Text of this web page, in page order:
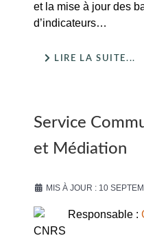
et la mise à jour des
d’indicateurs…
LIRE LA SUITE...
Service
et Médiation
MIS À JOUR : 10
Responsable :
CNRS